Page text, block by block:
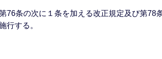
76条の次に１条を加える改正規定及び第78
行する。